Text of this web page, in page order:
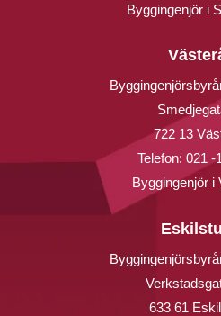
Byggingenjör i
722 13
Telefon: 021 -
Byggingenjör i
633 61